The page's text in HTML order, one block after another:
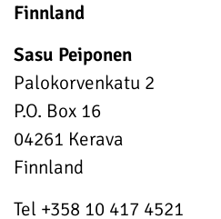
Finnland
Sasu Peiponen
Palokorvenkatu 2
P.O. Box 16
04261 Kerava
Finnland
Tel +358 10 417 4521